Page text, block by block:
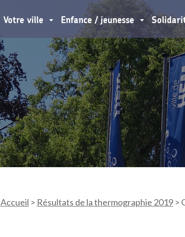
Votre ville Enfance / jeunesse
Accueil > Résultats de la thermographie 2019>